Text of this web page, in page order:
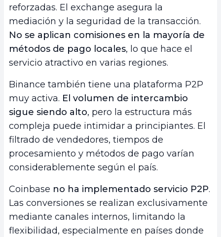
reforzadas. El exchange asegura la
mediación y la seguridad de la transacción.
No se aplican comisiones en la mayoría de
métodos de pago locales, lo que hace el
servicio atractivo en varias regiones.
Binance también tiene una plataforma P2P
muy activa. El volumen de intercambio
sigue siendo alto, pero la estructura más
compleja puede intimidar a principiantes. El
filtrado de vendedores, tiempos de
procesamiento y métodos de pago varían
considerablemente según el país.
Coinbase no ha implementado servicio P2P.
Las conversiones se realizan exclusivamente
mediante canales internos, limitando la
flexibilidad, especialmente en países donde